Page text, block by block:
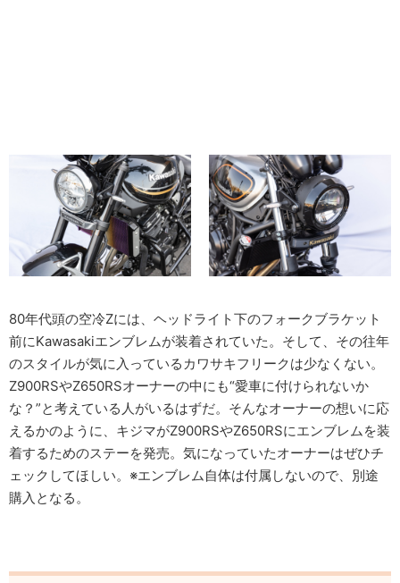
80年代頭の空冷Zには、ヘッドライト下のフォークブラケット
前にKawasakiエンブレムが装着されていた。そして、その往年
のスタイルが気に入っているカワサキフリークは少なくない。
Z900RSやZ650RSオーナーの中にも“愛車に付けられないか
な？”と考えている人がいるはずだ。そんなオーナーの想いに応
えるかのように、キジマがZ900RSやZ650RSにエンブレムを装
着するためのステーを発売。気になっていたオーナーはぜひチ
ェックしてほしい。※エンブレム自体は付属しないので、別途
購入となる。